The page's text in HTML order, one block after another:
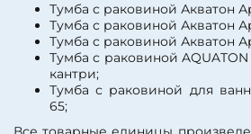
Тумба с раковиной Акватон
Тумба с раковиной Акватон
Тумба с раковиной Акватон
Тумба с раковиной
кантри;
Тумба с раковиной для
65;